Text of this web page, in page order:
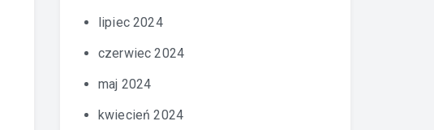
lipiec 2024
czerwiec 2024
maj 2024
kwiecień 2024